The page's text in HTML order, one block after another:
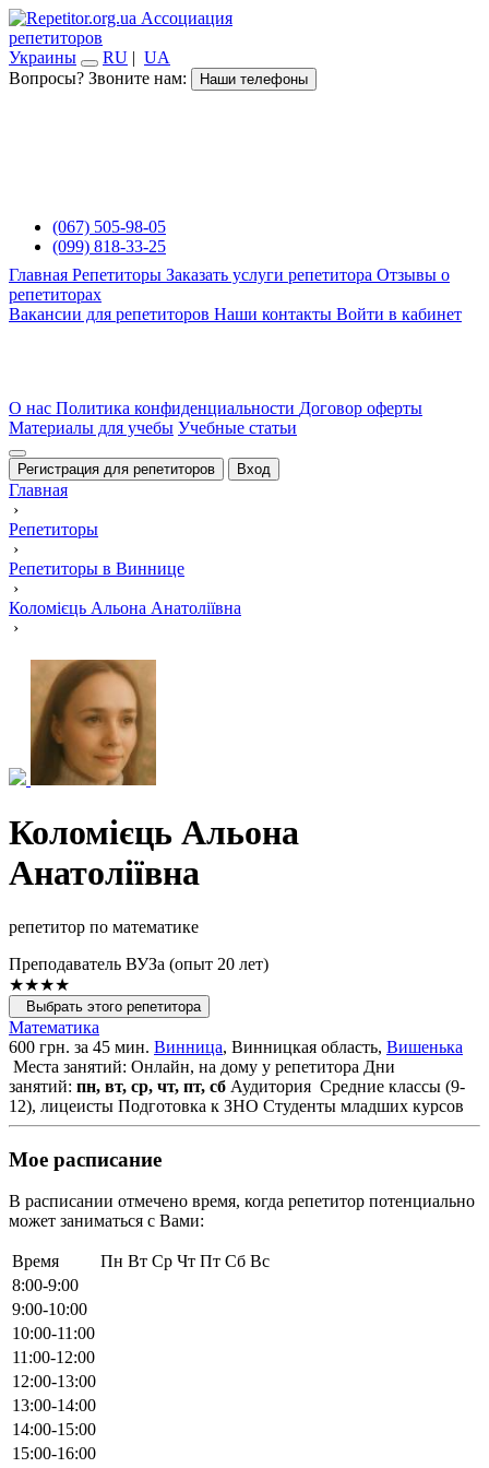
Ассоциация
репетиторов
Украины
RU | UA
Вопросы? Звоните нам:
Наши телефоны
(067) 505-98-05
(099) 818-33-25
Главная Репетиторы Заказать услуги репетитора Отзывы о
репетиторах
Вакансии для репетиторов Наши контакты Войти в кабинет
О нас Политика конфиденциальности Договор оферты
Материалы для учебы Учебные статьи
Регистрация для репетиторов Вход
Главная
›
Репетиторы
›
Репетиторы в Виннице
›
Коломієць Альона Анатоліївна
›
Коломієць Альона
Анатоліївна
репетитор по математике
Преподаватель ВУЗа (опыт 20 лет)
★★★★
Выбрать этого репетитора
Математика
600 грн. за 45 мин. Винница, Винницкая область, Вишенька
Места занятий: Онлайн, на дому у репетитора Дни
занятий: пн, вт, ср, чт, пт, сб Аудитория Средние классы (9-
12), лицеисты Подготовка к ЗНО Студенты младших курсов
Мое расписание
В расписании отмечено время, когда репетитор потенциально
может заниматься с Вами:
Время Пн Вт Ср Чт Пт Сб Вс
8:00-9:00
9:00-10:00
10:00-11:00
11:00-12:00
12:00-13:00
13:00-14:00
14:00-15:00
15:00-16:00